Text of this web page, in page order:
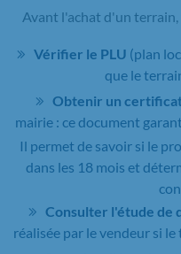
Avant l'achat d'un terrain,
Vérifier le PLU (plan
que le
Obtenir un
mairie : ce document
Il permet de savoir si le
dans les 18 mois et
Consulter l'étude de
réalisée par le vendeur si